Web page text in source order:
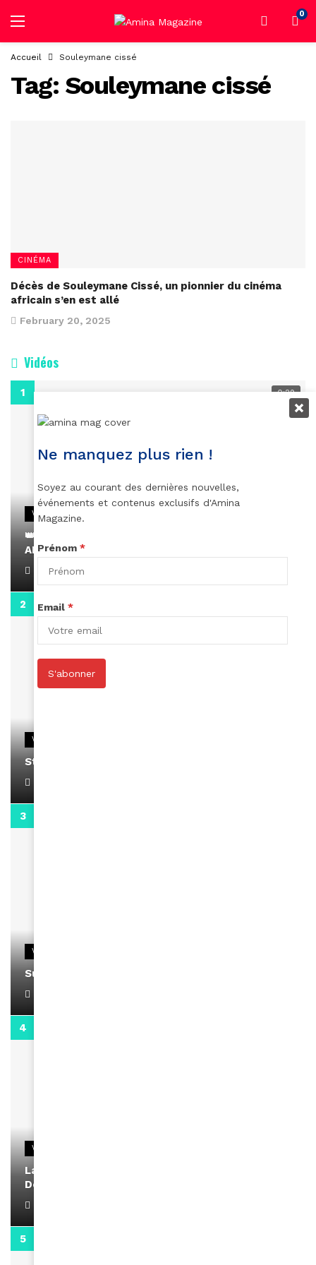
0
Accueil Souleymane cissé
Tag: Souleymane cissé
CINÉMA
Décès de Souleymane Cissé, un pionnier du cinéma
africain s’en est allé
February 20, 2025
Vidéos
0:29
VIDEOS
👑 Remerciements à Ayden pour son message sur
AMINA, le Magazine de la Femme
April 1, 2022
VIDEOS
Stacy passe un message
VIDEOS
Support Black Business Wee-kend
VIDEOS
La rubrique santé speciale coronavirus du
Docteur Makanda
Ne manquez plus rien !
Soyez au courant des dernières nouvelles,
événements et contenus exclusifs d'Amina
Magazine.
Prénom *
Email *
S'abonner